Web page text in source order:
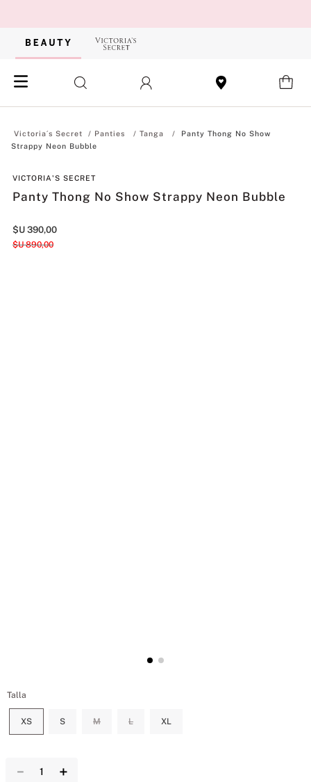
Panties Tanga
Panty Thong No Show
Strappy Neon Bubble
VICTORIA'S SECRET
Panty Thong No Show Strappy Neon Bubble
$U 390,00
$U 890,00
Talla
XS S M L XL
＋
－